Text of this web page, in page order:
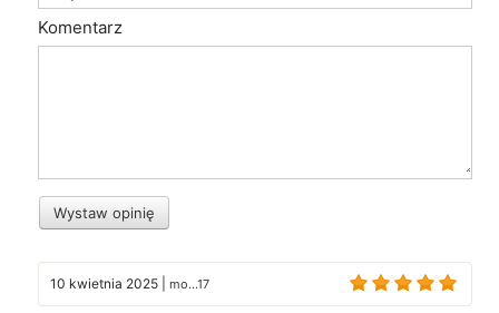
Komentarz
Wystaw opinię
10 kwietnia 2025 mo...17